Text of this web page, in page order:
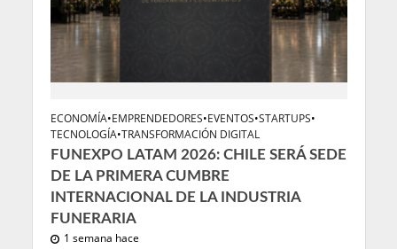
ECONOMÍA•EMPRENDEDORES•EVENTOS•STARTUPS•
TECNOLOGÍA•TRANSFORMACIÓN DIGITAL
FUNEXPO LATAM 2026: CHILE SERÁ SEDE
DE LA PRIMERA CUMBRE
INTERNACIONAL DE LA INDUSTRIA
FUNERARIA
1 semana hace